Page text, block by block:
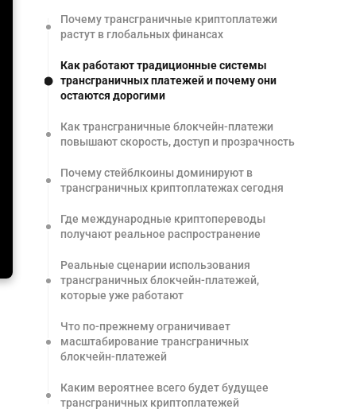
Почему трансграничные криптоплатежи
растут в глобальных финансах
Как работают традиционные системы
трансграничных платежей и почему они
остаются дорогими
Как трансграничные блокчейн-платежи
повышают скорость, доступ и прозрачность
Почему стейблкоины доминируют в
трансграничных криптоплатежах сегодня
Где международные криптопереводы
получают реальное распространение
Реальные сценарии использования
трансграничных блокчейн-платежей,
которые уже работают
Что по-прежнему ограничивает
масштабирование трансграничных
блокчейн-платежей
Каким вероятнее всего будет будущее
трансграничных криптоплатежей